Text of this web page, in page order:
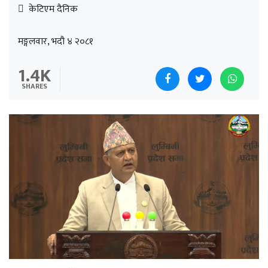
केटिएम दैनिक
मङ्गलवार, भदौ ४ २०८१
1.4K
SHARES